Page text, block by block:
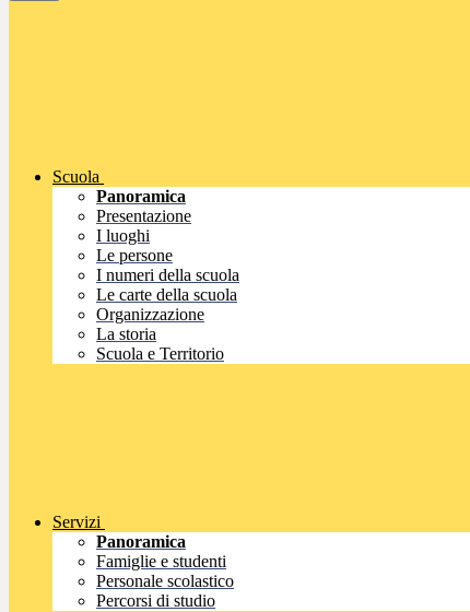
Scuola
Panoramica
Presentazione
I luoghi
Le persone
I numeri della scuola
Le carte della scuola
Organizzazione
La storia
Scuola e Territorio
Servizi
Panoramica
Famiglie e studenti
Personale scolastico
Percorsi di studio